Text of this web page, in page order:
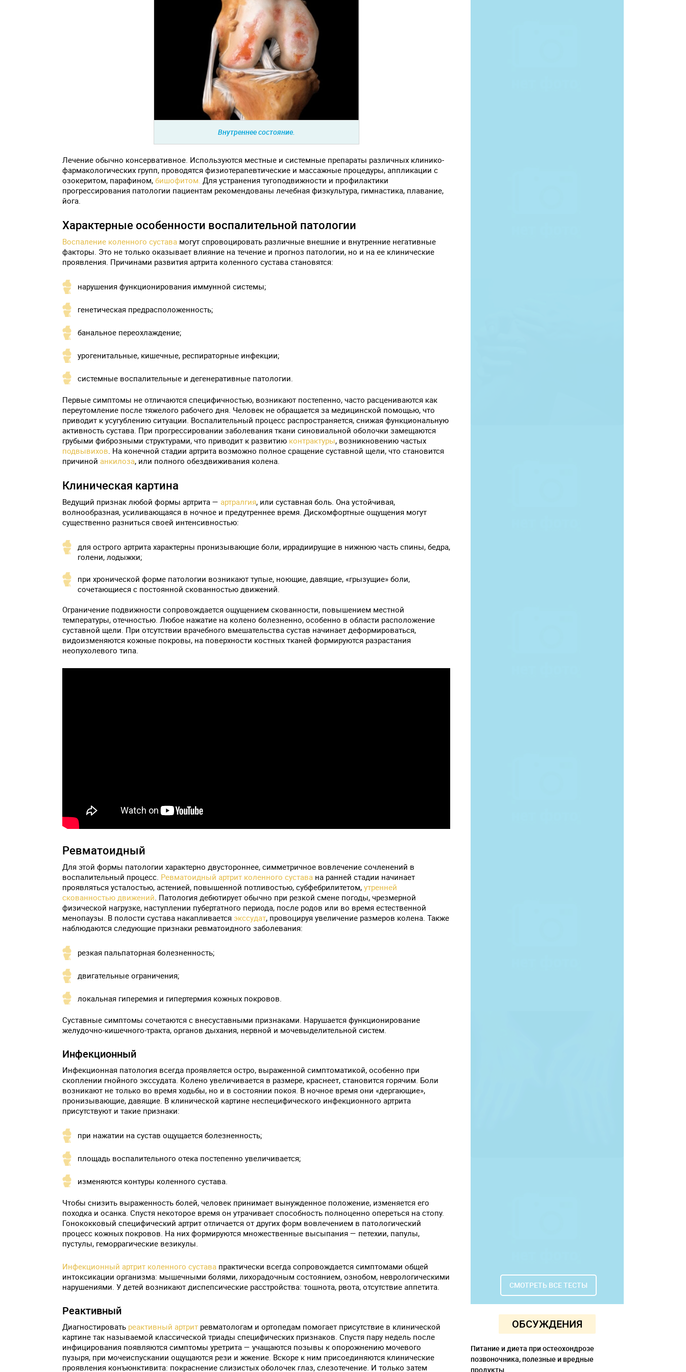
Внутреннее состояние.
Лечение обычно консервативное. Используются местные и системные препараты различных клинико-
фармакологических групп, проводятся физиотерапевтические и массажные процедуры, аппликации с
озокеритом, парафином, бишофитом. Для устранения тугоподвижности и профилактики
прогрессирования патологии пациентам рекомендованы лечебная физкультура, гимнастика, плавание,
йога.
Характерные особенности воспалительной патологии
Воспаление коленного сустава могут спровоцировать различные внешние и внутренние негативные
факторы. Это не только оказывает влияние на течение и прогноз патологии, но и на ее клинические
проявления. Причинами развития артрита коленного сустава становятся:
нарушения функционирования иммунной системы;
генетическая предрасположенность;
банальное переохлаждение;
урогенитальные, кишечные, респираторные инфекции;
системные воспалительные и дегенеративные патологии.
Первые симптомы не отличаются специфичностью, возникают постепенно, часто расцениваются как
переутомление после тяжелого рабочего дня. Человек не обращается за медицинской помощью, что
приводит к усугублению ситуации. Воспалительный процесс распространяется, снижая функциональную
активность сустава. При прогрессировании заболевания ткани синовиальной оболочки замещаются
грубыми фиброзными структурами, что приводит к развитию контрактуры, возникновению частых
подвывихов. На конечной стадии артрита возможно полное сращение суставной щели, что становится
причиной анкилоза, или полного обездвиживания колена.
Клиническая картина
Ведущий признак любой формы артрита — артралгия, или суставная боль. Она устойчивая,
волнообразная, усиливающаяся в ночное и предутреннее время. Дискомфортные ощущения могут
существенно разниться своей интенсивностью:
для острого артрита характерны пронизывающие боли, иррадиирущие в нижнюю часть спины, бедра,
голени, лодыжки;
при хронической форме патологии возникают тупые, ноющие, давящие, «грызущие» боли,
сочетающиеся с постоянной скованностью движений.
Ограничение подвижности сопровождается ощущением скованности, повышением местной
температуры, отечностью. Любое нажатие на колено болезненно, особенно в области расположение
суставной щели. При отсутствии врачебного вмешательства сустав начинает деформироваться,
видоизменяются кожные покровы, на поверхности костных тканей формируются разрастания
неопухолевого типа.
Ревматоидный
Для этой формы патологии характерно двустороннее, симметричное вовлечение сочленений в
воспалительный процесс. Ревматоидный артрит коленного сустава на ранней стадии начинает
проявляться усталостью, астенией, повышенной потливостью, субфебрилитетом, утренней
скованностью движений. Патология дебютирует обычно при резкой смене погоды, чрезмерной
физической нагрузке, наступлении пубертатного периода, после родов или во время естественной
менопаузы. В полости сустава накапливается экссудат, провоцируя увеличение размеров колена. Также
наблюдаются следующие признаки ревматоидного заболевания:
резкая пальпаторная болезненность;
двигательные ограничения;
локальная гиперемия и гипертермия кожных покровов.
Суставные симптомы сочетаются с внесуставными признаками. Нарушается функционирование
желудочно-кишечного-тракта, органов дыхания, нервной и мочевыделительной систем.
Инфекционный
Инфекционная патология всегда проявляется остро, выраженной симптоматикой, особенно при
скоплении гнойного экссудата. Колено увеличивается в размере, краснеет, становится горячим. Боли
возникают не только во время ходьбы, но и в состоянии покоя. В ночное время они «дергающие»,
пронизывающие, давящие. В клинической картине неспецифического инфекционного артрита
присутствуют и такие признаки:
при нажатии на сустав ощущается болезненность;
площадь воспалительного отека постепенно увеличивается;
изменяются контуры коленного сустава.
Чтобы снизить выраженность болей, человек принимает вынужденное положение, изменяется его
походка и осанка. Спустя некоторое время он утрачивает способность полноценно опереться на стопу.
Гонококковый специфический артрит отличается от других форм вовлечением в патологический
процесс кожных покровов. На них формируются множественные высыпания — петехии, папулы,
пустулы, геморрагические везикулы.
Инфекционный артрит коленного сустава практически всегда сопровождается симптомами общей
интоксикации организма: мышечными болями, лихорадочным состоянием, ознобом, неврологическими
нарушениями. У детей возникают диспепсические расстройства: тошнота, рвота, отсутствие аппетита.
Реактивный
Диагностировать реактивный артрит ревматологам и ортопедам помогает присутствие в клинической
картине так называемой классической триады специфических признаков. Спустя пару недель после
инфицирования появляются симптомы уретрита — учащаются позывы к опорожнению мочевого
пузыря, при мочеиспускании ощущаются рези и жжение. Вскоре к ним присоединяются клинические
проявления конъюнктивита: покраснение слизистых оболочек глаз, слезотечение. И только затем
СМОТРЕТЬ ВСЕ ТЕСТЫ
ОБСУЖДЕНИЯ
Питание и диета при остеохондрозе
позвоночника, полезные и вредные
продукты